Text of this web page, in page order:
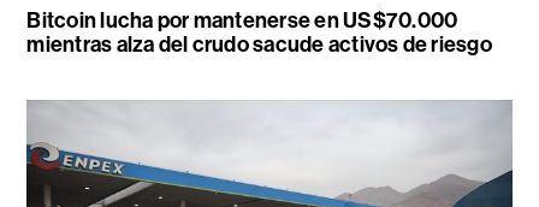
Bitcoin lucha por mantenerse en US$70.000
mientras alza del crudo sacude activos de riesgo